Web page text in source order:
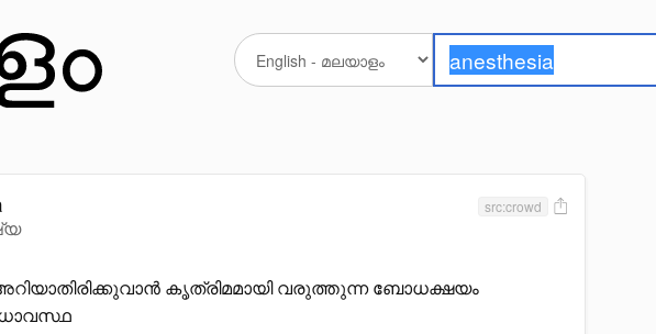
src:crowd
കൃത്രിമമായി വരുത്തുന്ന ബോധക്ഷയം